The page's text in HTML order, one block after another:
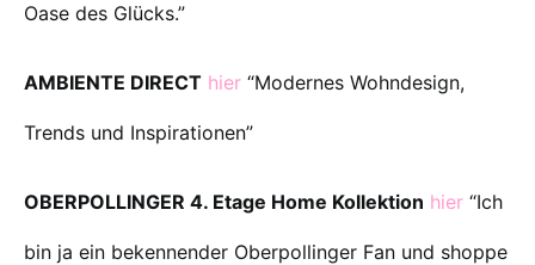
Oase des Glücks.”
AMBIENTE DIRECT hier “Modernes Wohndesign,
Trends und Inspirationen”
OBERPOLLINGER 4. Etage Home Kollektion hier “Ich
bin ja ein bekennender Oberpollinger Fan und shoppe